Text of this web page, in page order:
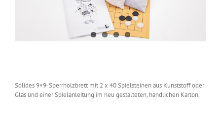
Solides 9×9-Sperrholzbrett mit 2 x 40 Spielsteinen aus Kunststoff oder
Glas und einer Spielanleitung im neu gestalteten, handlichen Karton.